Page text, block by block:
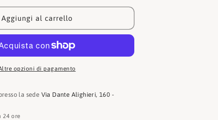
Portafogli
Aggiungi al carrello
opzioni di pagamento
la sede Via Dante Alighieri, 160 -
ore